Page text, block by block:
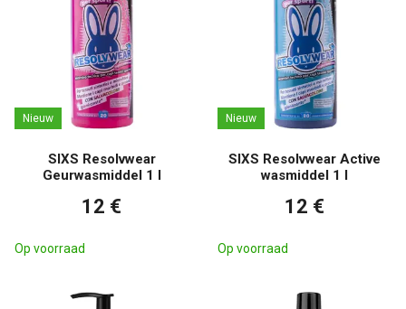
Nieuw
SIXS Resolvwear
Geurwasmiddel 1 l
12 €
Op voorraad
Nieuw
SIXS Resolvwear Active
wasmiddel 1 l
12 €
Op voorraad